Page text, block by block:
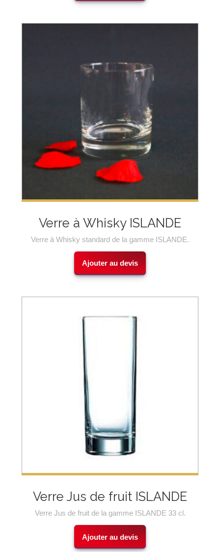
Verre à Whisky ISLANDE
Verre à Whisky standard de la gamme ISLANDE.
Ajouter au devis
Verre Jus de fruit ISLANDE
Verre Jus de fruit de la gamme ISLANDE 33 cl.
Ajouter au devis